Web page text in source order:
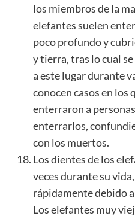
los miembros de la
elefantes suelen
poco profundo y
y tierra, tras lo cual
a este lugar durante
conocen casos en los
enterraron a
enterrarlos,
con los muertos.
Los dientes de los
veces durante su
rápidamente debido
Los elefantes muy